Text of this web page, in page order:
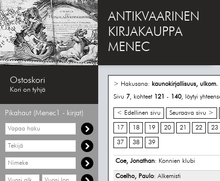
ANTIKVAARINEN
KIRJAKAUPPA
MENEC
Ostoskori
Kori on tyhjä
Pikahaut (Menec1 - kirjat)
Vapaa
haku
Hae
tekijää
Hae
nimekettä
Hae
Hae
> Hakusana: kaunokirjallisuus, ulkom.
Sivu 7, kohteet 121 - 140, löytyi
< Edellinen sivu Seuraava sivu >
17 18 19 20 21 22 23
37 38 39
Coe, Jonathan: Konnien klubi
Coelho, Paulo: Alkemisti